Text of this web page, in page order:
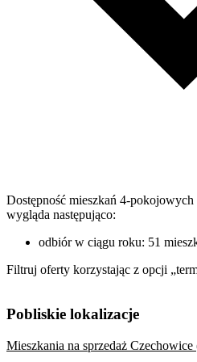
Dostępność mieszkań 4-
wygląda następująco:
odbiór w ciągu roku: 51
Filtruj oferty korzystając z opcji
Pobliskie lokalizacje
Mieszkania na sprzedaż